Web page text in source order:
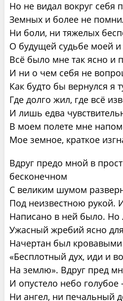
Но не видал вокруг себя
Земных и более не
Ни боли, ни тяжелых
О будущей судьбе моей и
Всё было мне так ясно и
И ни о чем себя не
Как будто бы вернулся я
Где долго жил, где всё
И лишь едва
В моем полете мне
Мое земное, краткое
Вдруг предо мной в
бесконечном
С великим шумом
Под неизвестною рукой.
Написано в ней было.
Ужасный жребий ясно
Начертан был
«Бесплотный дух, иди и
На землю». Вдруг пред
И опустело небо
Ни ангел, ни печальный